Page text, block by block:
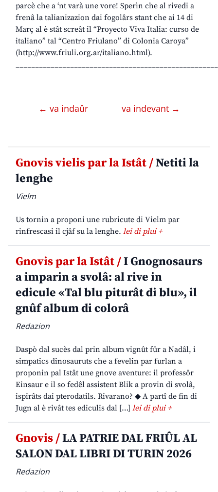
parcè che a ‘nt varà une vore! Sperìn che al rivedi a
frenâ la talianizazion dai fogolârs stant che ai 14 di
Març al è stât screât il “Proyecto Viva Italia: curso de
italiano” tal “Centro Friulano” di Colonia Caroya”
(http://www.friuli.org.ar/italiano.html).
← va indaûr va indevant →
Gnovis vielis par la Istât /Netiti la
lenghe
Vielm
Us tornin a proponi une rubricute di Vielm par
rinfrescasi il cjâf su la lenghe. lei di plui +
Gnovis par la Istât /I Gnognosaurs
a imparin a svolâ: al rive in
edicule «Tal blu piturât di blu», il
gnûf album di colorâ
Redazion
Daspò dal sucès dal prin album vignût fûr a Nadâl, i
simpatics dinosauruts che a fevelin par furlan a
proponin pal Istât une gnove aventure: il professôr
Einsaur e il so fedêl assistent Blik a provin di svolâ,
ispirâts dai pterodatils. Rivarano? ◆ A partî de fin di
Jugn al è rivât tes ediculis dal […] lei di plui +
Gnovis /LA PATRIE DAL FRIÛL AL
SALON DAL LIBRI DI TURIN 2026
Redazion